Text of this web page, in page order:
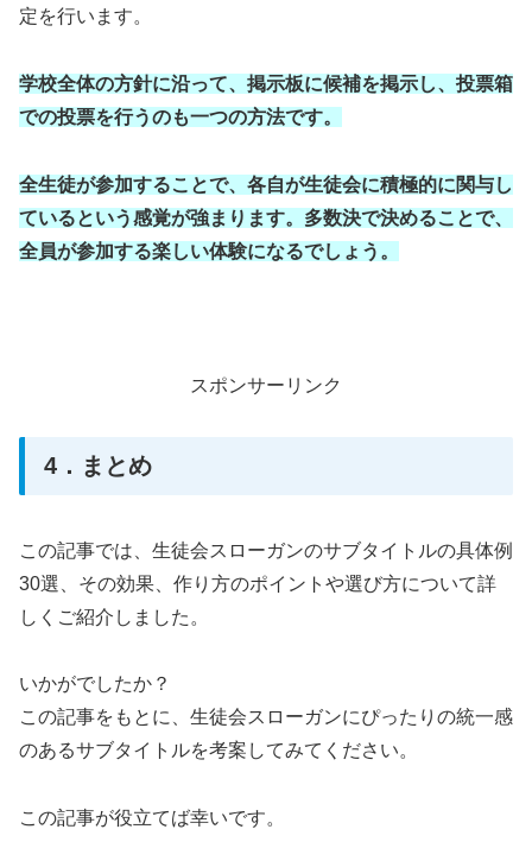
定を行います。
学校全体の方針に沿って、掲示板に候補を掲示し、投票箱
での投票を行うのも一つの方法です。
全生徒が参加することで、各自が生徒会に積極的に関与し
ているという感覚が強まります。多数決で決めることで、
全員が参加する楽しい体験になるでしょう。
スポンサーリンク
4．まとめ
この記事では、生徒会スローガンのサブタイトルの具体例
30選、その効果、作り方のポイントや選び方について詳
しくご紹介しました。
いかがでしたか？
この記事をもとに、生徒会スローガンにぴったりの統一感
のあるサブタイトルを考案してみてください。
この記事が役立てば幸いです。